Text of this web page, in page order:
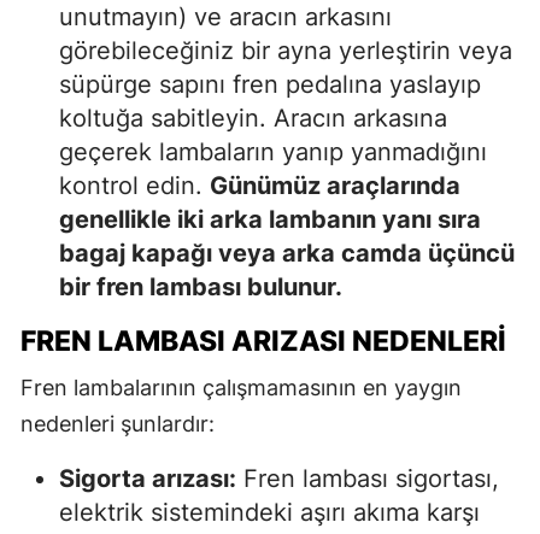
unutmayın) ve aracın arkasını
görebileceğiniz bir ayna yerleştirin veya
süpürge sapını fren pedalına yaslayıp
koltuğa sabitleyin. Aracın arkasına
geçerek lambaların yanıp yanmadığını
kontrol edin. Günümüz araçlarında
genellikle iki arka lambanın yanı sıra
bagaj kapağı veya arka camda üçüncü
bir fren lambası bulunur.
FREN LAMBASI ARIZASI NEDENLERI
Fren lambalarının çalışmamasının en yaygın
nedenleri şunlardır:
Sigorta arızası: Fren lambası sigortası,
elektrik sistemindeki aşırı akıma karşı